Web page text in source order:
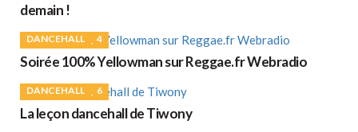
demain !
DANCEHALL 4
Soirée 100% Yellowman sur Reggae.fr Webradio
DANCEHALL 6
La leçon dancehall de Tiwony